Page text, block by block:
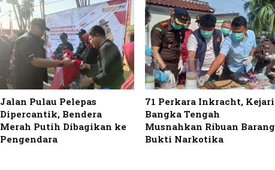
Jalan Pulau Pelepas
Dipercantik, Bendera
Merah Putih Dibagikan ke
Pengendara
71 Perkara Inkracht, Kejari
Bangka Tengah
Musnahkan Ribuan Barang
Bukti Narkotika